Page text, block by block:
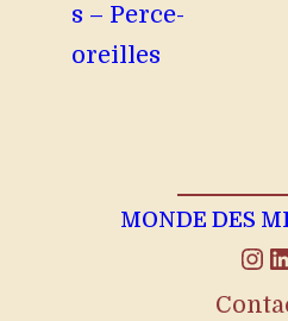
s – Perce-
oreilles
MONDE DES
Instagram LinkedIn